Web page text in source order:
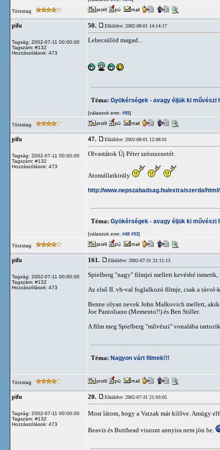
Törzstag
pifu
Tagság: 2002-07-11 00:00:00
Tagszám: #132
Hozzászólások: 473
50. Elküldve: 2002-08-01 14:14:17
Lebecsülöd magad...
Téma: Gyökérségek - avagy éljük ki művészi
[válaszok erre: #55]
Törzstag
pifu
Tagság: 2002-07-11 00:00:00
Tagszám: #132
Hozzászólások: 473
47. Elküldve: 2002-08-01 12:08:01
Olvastátok Új Péter szösszenetét.
Atomállatkirály
http://www.nepszabadsag.hu/extra/szerda/
Téma: Gyökérségek - avagy éljük ki művészi
[válaszok erre: #48 #53]
Törzstag
pifu
Tagság: 2002-07-11 00:00:00
Tagszám: #132
Hozzászólások: 473
161. Elküldve: 2002-07-31 21:11:13
Spielberg "nagy" filmjei mellett kevésbé
Az első II. vh-val foglalkozó filmje, csak a távol-
Benne olyan nevek John Malkovich mellett,
Joe Pantoliano (Memento!!) és Ben Stiller.
A film meg Spielberg "művészi" vonalába
Téma: Nagyon várt filmek!!!
Törzstag
pifu
Tagság: 2002-07-11 00:00:00
Tagszám: #132
Hozzászólások: 473
20. Elküldve: 2002-07-31 21:03:05
Most látom, hogy a Vatzak már kilőve. Amúgy
Beavis és Butthead viszont annyira nem jön be.